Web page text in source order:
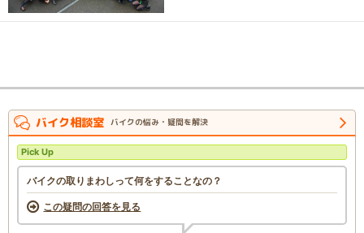
バイク相談室 バイクの悩み・疑問を解決
Pick Up
バイクの取りまわしって何をすることなの？
この疑問の回答を見る